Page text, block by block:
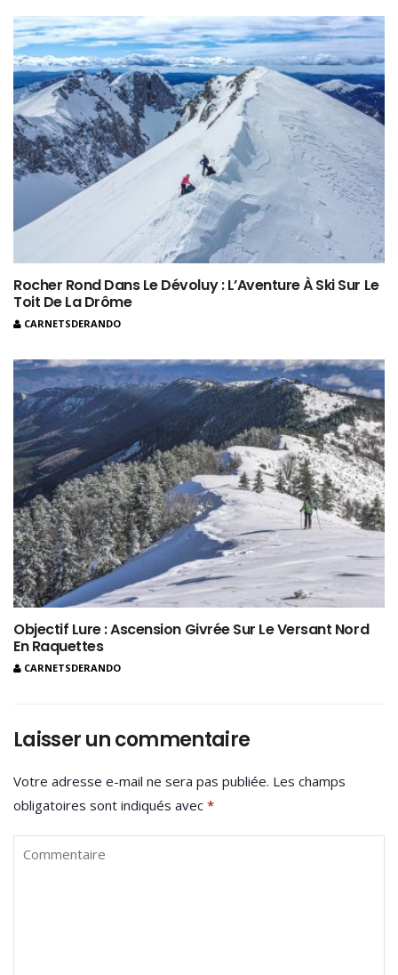
Rocher Rond Dans Le Dévoluy : L’Aventure À Ski Sur Le
Toit De La Drôme
CARNETSDERANDO
Objectif Lure : Ascension Givrée Sur Le Versant Nord
En Raquettes
CARNETSDERANDO
Laisser un commentaire
Votre adresse e-mail ne sera pas publiée. Les champs
obligatoires sont indiqués avec *